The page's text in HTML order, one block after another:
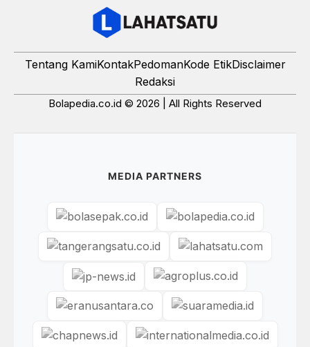
Tentang KamiKontakPedomanKode EtikDisclaimer
Redaksi
Bolapedia.co.id © 2026 | All Rights Reserved
MEDIA PARTNERS